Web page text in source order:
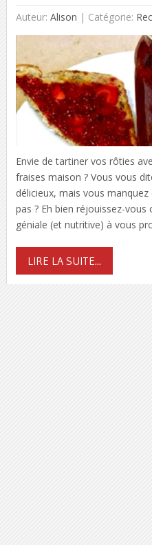
Auteur: Alison | Catégorie:
Envie de tartiner vos rôties
fraises maison ? Vous vous
délicieux, mais vous
pas ? Eh bien réjouissez-
géniale (et nutritive) à vous
LIRE LA SUITE...